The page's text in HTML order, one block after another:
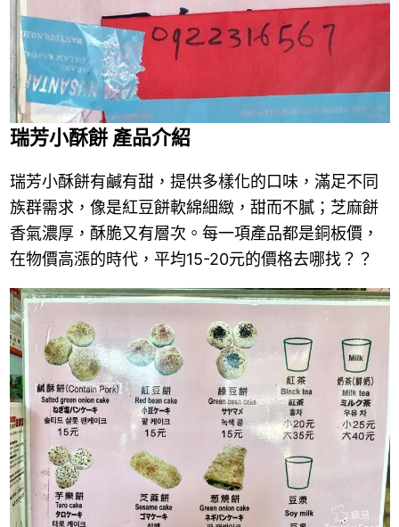
瑞芳小酥餅 產品介紹
瑞芳小酥餅有鹹有甜，提供多樣化的口味，滿足不同
族群需求，像是紅豆餅軟綿細緻，甜而不膩；芝麻餅
香氣濃厚，酥脆又有層次。每一項產品都是銅板價，
在物價高漲的時代，平均15-20元的價格去哪找？？